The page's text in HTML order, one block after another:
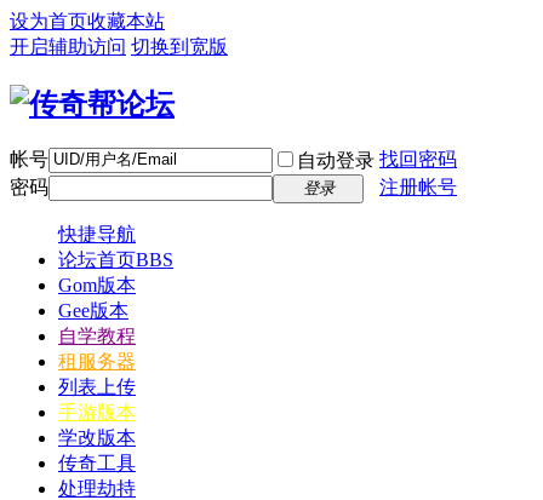
设为首页收藏本站
开启辅助访问 切换到宽版
帐号 自动登录 找回密码
密码
登录 注册帐号
快捷导航
论坛首页BBS
Gom版本
Gee版本
自学教程
租服务器
列表上传
手游版本
学改版本
传奇工具
处理劫持